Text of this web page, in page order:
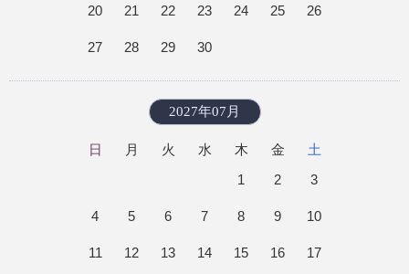
20 21 22 23 24 25 26
27 28 29 30
2027年07月
日 月 火 水 木 金
土
1
2 3
4 5 6 7 8 9 10
11 12 13 14 15 16 17